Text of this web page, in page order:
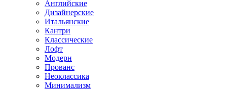
Английские
Дизайнерские
Итальянские
Кантри
Классические
Лофт
Модерн
Прованс
Неоклассика
Минимализм